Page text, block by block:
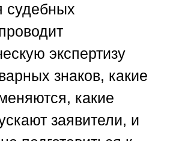
судебных
экспертизу
знаков, какие
какие
заявители, и